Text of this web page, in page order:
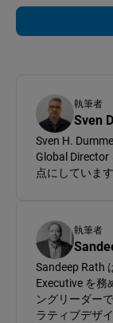
執筆者
Sven
Sven H.
Global
点にしています
執筆者
Sandeep Rath
Executive を務
ングリーダー
ラティブデザ